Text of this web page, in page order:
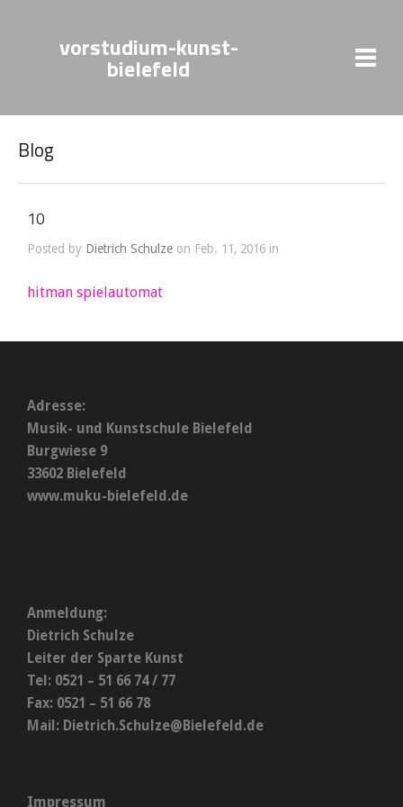
vorstudium-kunst-
bielefeld
Blog
10
Posted by Dietrich Schulze on Feb. 11, 2016 in
hitman spielautomat
Adresse:
Musik- und Kunstschule Bielefeld
Burgwiese 9
33602 Bielefeld
www.muku-bielefeld.de
Anmeldung:
Dietrich Schulze
Leiter der Sparte Kunst
Tel: 0521 – 51 66 74 / 77
Fax: 0521 – 51 66 78
Mail: Dietrich.Schulze@Bielefeld.de
Impressum